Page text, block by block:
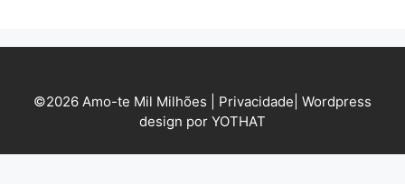
©2026 Amo-te Mil Milhões | Privacidade Wordpress
design por YOTHAT